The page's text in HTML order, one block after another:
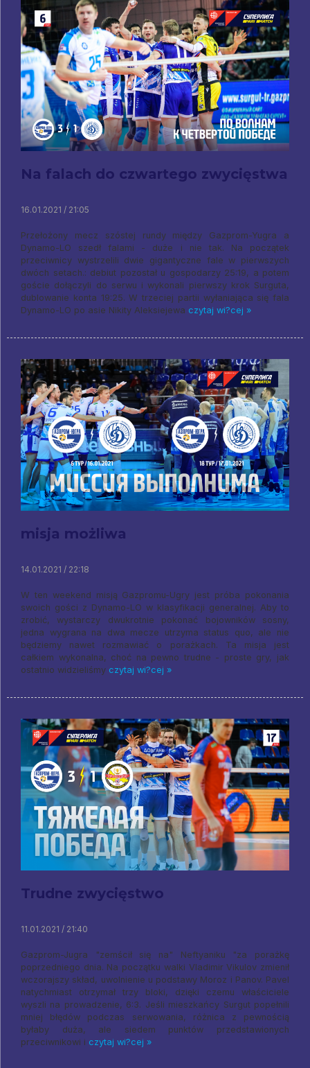
Na falach do czwartego zwycięstwa
16.01.2021 / 21:05
Przełożony mecz szóstej rundy między Gazprom-Yugra a
Dynamo-LO szedł falami - duże i nie tak. Na początek
przeciwnicy wystrzelili dwie gigantyczne fale w pierwszych
dwóch setach.: debiut pozostał u gospodarzy 25:19, a potem
goście dołączyli do serwu i wykonali pierwszy krok Surguta,
dublowanie konta 19:25. W trzeciej partii wyłaniająca się fala
Dynamo-LO po asie Nikity Aleksiejewa czytaj wi?cej »
misja możliwa
14.01.2021 / 22:18
W ten weekend misją Gazpromu-Ugry jest próba pokonania
swoich gości z Dynamo-LO w klasyfikacji generalnej. Aby to
zrobić, wystarczy dwukrotnie pokonać bojowników sosny,
jedna wygrana na dwa mecze utrzyma status quo, ale nie
będziemy nawet rozmawiać o porażkach. Ta misja jest
całkiem wykonalna, choć na pewno trudne - proste gry, jak
ostatnio widzieliśmy czytaj wi?cej »
Trudne zwycięstwo
11.01.2021 / 21:40
Gazprom-Jugra "zemścił się na" Neftyaniku "za porażkę
poprzedniego dnia. Na początku walki Vladimir Vikulov zmienił
wczorajszy skład, uwolnienie u podstawy Moroz i Panov. Pavel
natychmiast otrzymał trzy bloki, dzięki czemu właściciele
wyszli na prowadzenie, 6:3. Jeśli mieszkańcy Surgut popełnili
mniej błędów podczas serwowania, różnica z pewnością
byłaby duża, ale siedem punktów przedstawionych
przeciwnikowi i czytaj wi?cej »